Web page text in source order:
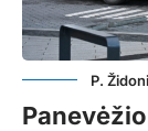
P.